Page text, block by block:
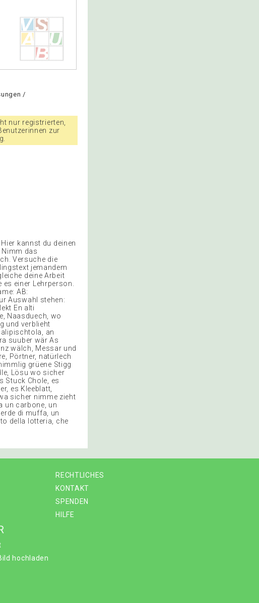
/
nur registrierten,
zur
kannst du deinen
das
Versuche die
jemandem
deine Arbeit
einer Lehrperson.
AB:
Auswahl stehen:
En alti
Naasduech, wo
und verblieht
an
suuber wär As
wälch, Messar und
Pörtner, natürlech
grüene Stigg
Lösu wo sicher
Stuck Chole, es
es Kleeblatt,
sicher nimme zieht
un carbone, un
di muffa, un
della lotteria, che
RECHTLICHES
KONTAKT
SPENDEN
HILFE
hochladen